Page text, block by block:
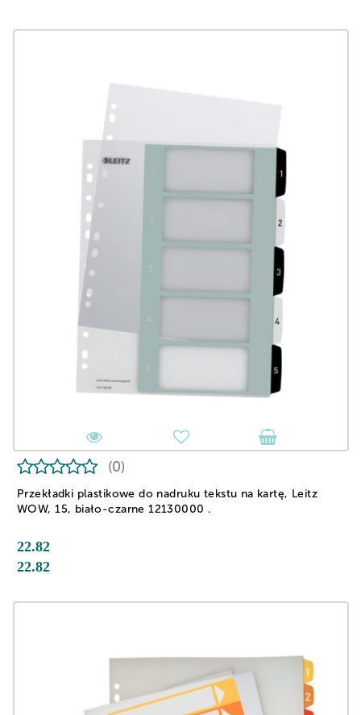
Przekładki plastikowe do nadruku tekstu na kartę, Leitz
WOW, 15, biało-czarne 12130000 .
(0)
22.82
22.82